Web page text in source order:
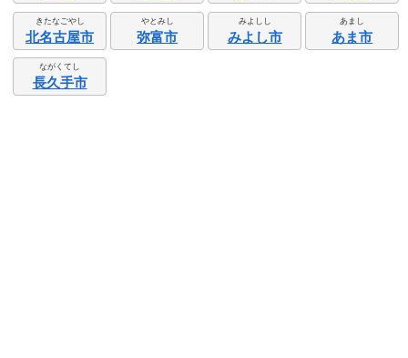
きたなごやし
北名古屋市
やとみし
弥富市
みよしし
みよし市
あまし
あま市
ながくてし
長久手市